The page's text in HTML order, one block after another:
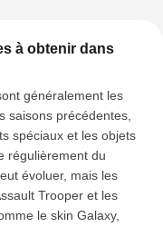
à obtenir dans
généralement les
saisons précédentes,
spéciaux et les objets
régulièrement du
évoluer, mais les
Trooper et les
le skin Galaxy,